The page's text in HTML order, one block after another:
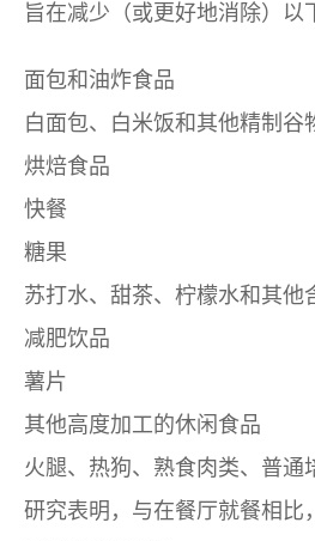
旨在减少（或更好地消除）以
面包和油炸食品
白面包、白米饭和其他精制谷
烘焙食品
快餐
糖果
苏打水、甜茶、柠檬水和其他
减肥饮品
薯片
其他高度加工的休闲食品
火腿、热狗、熟食肉类、普通
研究表明，与在餐厅就餐相比